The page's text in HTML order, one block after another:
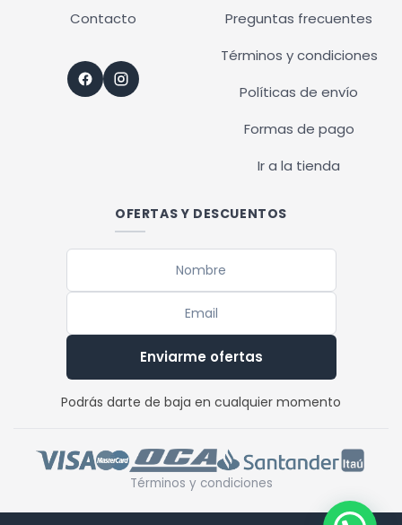
Contacto
Preguntas frecuentes
Términos y condiciones
Políticas de envío
Formas de pago
Ir a la tienda
OFERTAS Y DESCUENTOS
Enviarme ofertas
Podrás darte de baja en cualquier momento
Términos y condiciones